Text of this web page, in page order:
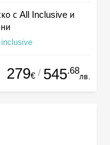
с All Inclusive и
279€ / 545.68
лв.